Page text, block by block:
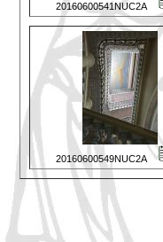
20160600541NUC2A
20160600549NUC2A